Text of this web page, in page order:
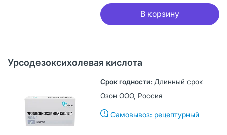
В корзину
Урсодезоксихолевая кислота
Длинный срок
Озон ООО, Россия
Самовывоз: рецептурный